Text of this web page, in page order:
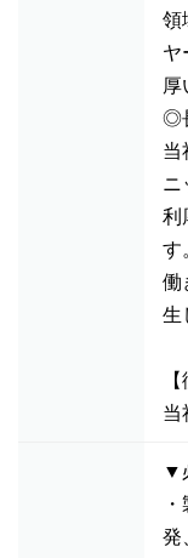
領
ヤ
厚
◎
当
ニ
利
す
働
生
当
▼
発